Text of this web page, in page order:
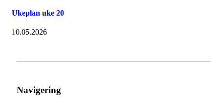
Ukeplan uke 20
10.05.2026
Navigering